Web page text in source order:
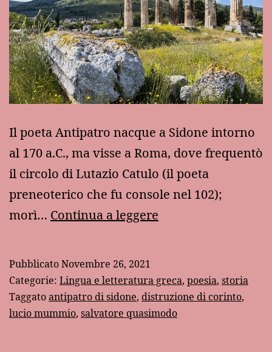
Il poeta Antipatro nacque a Sidone intorno
al 170 a.C., ma visse a Roma, dove frequentò
il circolo di Lutazio Catulo (il poeta
preneoterico che fu console nel 102);
morì… Continua a leggere
e
le
rovine
PubblicatoNovembre 26, 2021
Categorie: Lingua e letteratura greca, poesia, storia
Taggatoantipatro di sidone, distruzione di corinto,
lucio mummio, salvatore quasimodo